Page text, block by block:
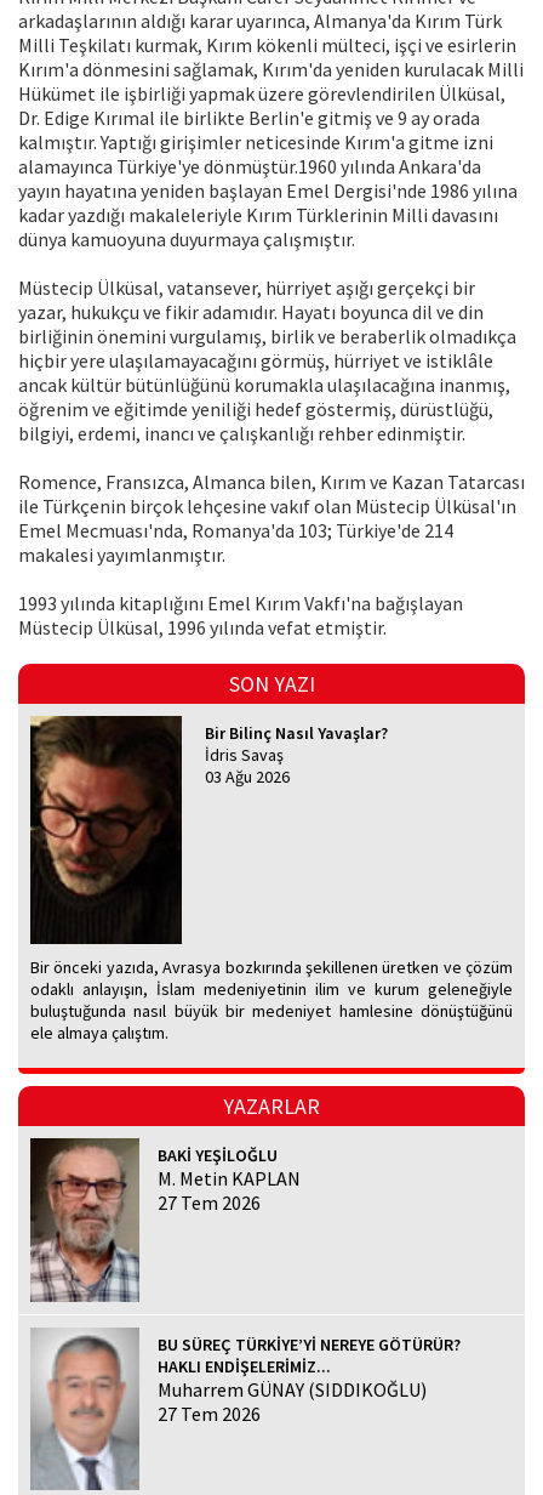
arkadaşlarının aldığı karar uyarınca, Almanya'da Kırım Türk
Milli Teşkilatı kurmak, Kırım kökenli mülteci, işçi ve esirlerin
Kırım'a dönmesini sağlamak, Kırım'da yeniden kurulacak Milli
Hükümet ile işbirliği yapmak üzere görevlendirilen Ülküsal,
Dr. Edige Kırımal ile birlikte Berlin'e gitmiş ve 9 ay orada
kalmıştır. Yaptığı girişimler neticesinde Kırım'a gitme izni
alamayınca Türkiye'ye dönmüştür.1960 yılında Ankara'da
yayın hayatına yeniden başlayan Emel Dergisi'nde 1986 yılına
kadar yazdığı makaleleriyle Kırım Türklerinin Milli davasını
dünya kamuoyuna duyurmaya çalışmıştır.
Müstecip Ülküsal, vatansever, hürriyet aşığı gerçekçi bir
yazar, hukukçu ve fikir adamıdır. Hayatı boyunca dil ve din
birliğinin önemini vurgulamış, birlik ve beraberlik olmadıkça
hiçbir yere ulaşılamayacağını görmüş, hürriyet ve istiklâle
ancak kültür bütünlüğünü korumakla ulaşılacağına inanmış,
öğrenim ve eğitimde yeniliği hedef göstermiş, dürüstlüğü,
bilgiyi, erdemi, inancı ve çalışkanlığı rehber edinmiştir.
Romence, Fransızca, Almanca bilen, Kırım ve Kazan Tatarcası
ile Türkçenin birçok lehçesine vakıf olan Müstecip Ülküsal'ın
Emel Mecmuası'nda, Romanya'da 103; Türkiye'de 214
makalesi yayımlanmıştır.
1993 yılında kitaplığını Emel Kırım Vakfı'na bağışlayan
Müstecip Ülküsal, 1996 yılında vefat etmiştir.
SON YAZI
Bir Bilinç Nasıl Yavaşlar?
İdris Savaş
03 Ağu 2026
Bir önceki yazıda, Avrasya bozkırında şekillenen üretken ve çözüm
odaklı anlayışın, İslam medeniyetinin ilim ve kurum geleneğiyle
buluştuğunda nasıl büyük bir medeniyet hamlesine dönüştüğünü
ele almaya çalıştım.
YAZARLAR
BAKİ YEŞİLOĞLU
M. Metin KAPLAN
27 Tem 2026
BU SÜREÇ TÜRKİYE’Yİ NEREYE GÖTÜRÜR?
HAKLI ENDİŞELERİMİZ...
Muharrem GÜNAY (SIDDIKOĞLU)
27 Tem 2026